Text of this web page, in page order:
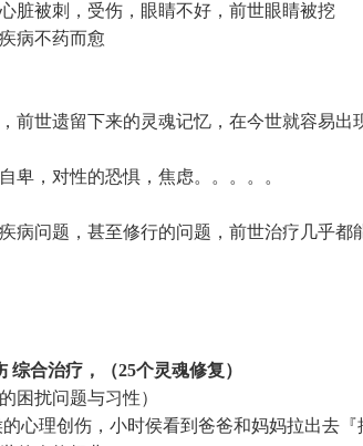
脏被刺，受伤，眼睛不好，前世眼睛被挖
病不药而愈
前世遗留下来的灵魂记忆，在今世就容易
自卑， 对性的恐惧， 焦虑。。。。。
问题，甚至修行的问题，前世治疗几乎都
合治疗，（25个灵魂修复）
困扰问题与习性）
心理创伤，小时侯看到爸爸和妈妈拉出去